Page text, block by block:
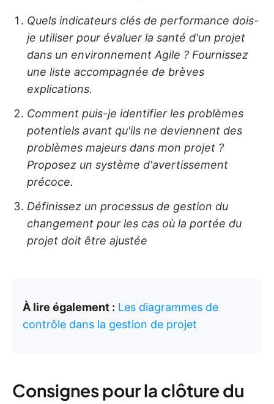
Quels indicateurs clés de performance dois-
je utiliser pour évaluer la santé d'un projet
dans un environnement Agile ? Fournissez
une liste accompagnée de brèves
explications.
Comment puis-je identifier les problèmes
potentiels avant qu'ils ne deviennent des
problèmes majeurs dans mon projet ?
Proposez un système d'avertissement
précoce.
Définissez un processus de gestion du
changement pour les cas où la portée du
projet doit être ajustée
À lire également : Les diagrammes de
contrôle dans la gestion de projet
Consignes pour la clôture du